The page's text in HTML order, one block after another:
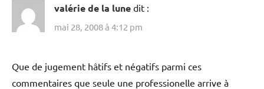
valérie de la lune dit :
mai 28, 2008 à 4:12 pm
Que de jugement hâtifs et négatifs parmi ces
commentaires que seule une professionelle arrive à